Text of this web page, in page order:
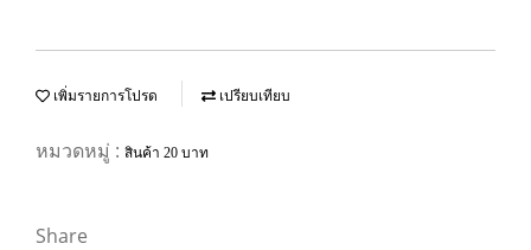
เพิ่มรายการโปรด เปรียบเทียบ
หมวดหมู่ : สินค้า 20 บาท
Share